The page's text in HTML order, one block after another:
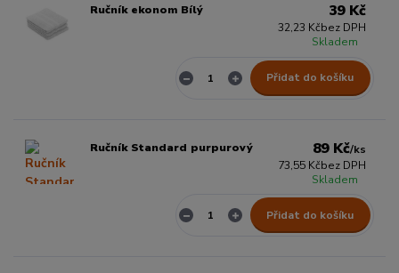
Ručník ekonom Bílý 39 Kč
32,23 Kčbez DPH
Skladem
Přidat do košíku
Ručník Standard purpurový 89 Kč/ks
73,55 Kčbez DPH
Skladem
Přidat do košíku